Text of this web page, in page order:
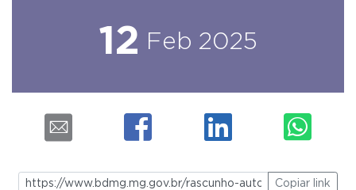
12 Feb 2025
Copiar link